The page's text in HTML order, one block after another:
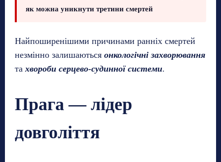
як можна уникнути третини смертей
Найпоширенішими причинами ранніх смертей
незмінно залишаються онкологічні захворювання
тахвороби серцево-судинної системи.
Прага — лідер
довголіття